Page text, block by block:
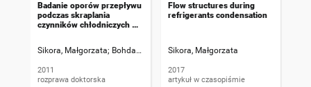
Badanie oporów przepływu
podczas skraplania
czynników chłodniczych w
Sikora, Małgorzata Bohdal, Tadeusz [Promotor] Czapp, Marian
2011
rozprawa doktorska
Flow structures during
refrigerants condensation
Sikora, Małgorzata
2017
artykuł w czasopiśmie